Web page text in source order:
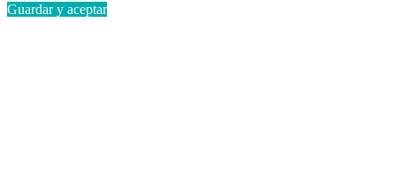
Guardar y aceptar